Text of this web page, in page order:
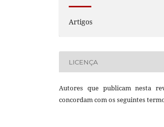
Artigos
LICENÇA
Autores que publicam nesta
concordam com os seguintes